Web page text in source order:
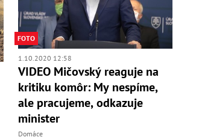
FOTO
1.10.2020 12:58
VIDEO Mičovský reaguje na
kritiku komôr: My nespíme,
ale pracujeme, odkazuje
minister
Domáce